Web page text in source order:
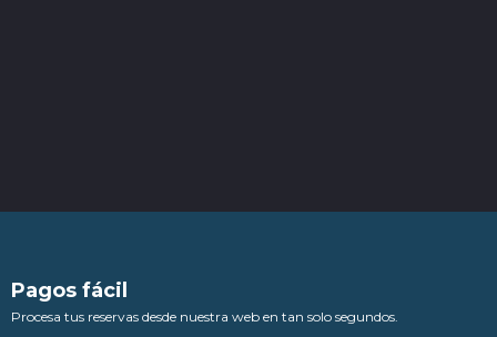
Pagos fácil
Procesa tus reservas desde nuestra web en tan solo segundos.